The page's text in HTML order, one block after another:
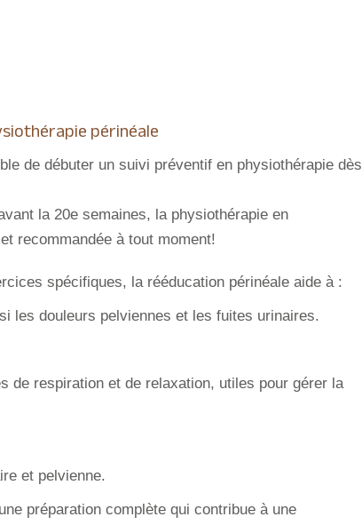
périnéale
de débuter un suivi préventif en physiothérapie dès
la 20e semaines, la physiothérapie en
recommandée à tout moment!
spécifiques, la rééducation périnéale aide à :
les douleurs pelviennes et les fuites urinaires.
de respiration et de relaxation, utiles pour gérer la
et pelvienne.
préparation complète qui contribue à une